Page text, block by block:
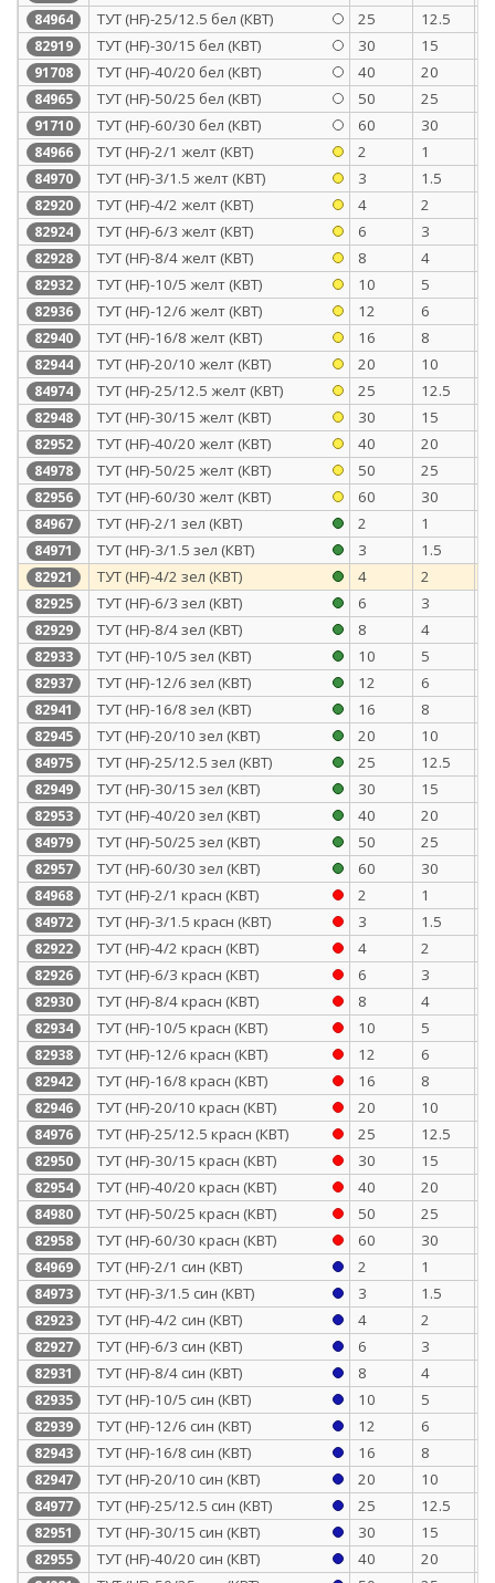
84964 ТУТ (HF)-25/12.5 бел (КВТ) 25 12.5
82919 ТУТ (HF)-30/15 бел (КВТ) 30 15
91708 ТУТ (HF)-40/20 бел (КВТ) 40 20
84965 ТУТ (HF)-50/25 бел (КВТ) 50 25
91710 ТУТ (HF)-60/30 бел (КВТ) 60 30
84966 ТУТ (HF)-2/1 желт (КВТ) 2 1
84970 ТУТ (HF)-3/1.5 желт (КВТ) 3 1.5
82920 ТУТ (HF)-4/2 желт (КВТ) 4 2
82924 ТУТ (HF)-6/3 желт (КВТ) 6 3
82928 ТУТ (HF)-8/4 желт (КВТ) 8 4
82932 ТУТ (HF)-10/5 желт (КВТ) 10 5
82936 ТУТ (HF)-12/6 желт (КВТ) 12 6
82940 ТУТ (HF)-16/8 желт (КВТ) 16 8
82944 ТУТ (HF)-20/10 желт (КВТ) 20 10
84974 ТУТ (HF)-25/12.5 желт (КВТ) 25 12.5
82948 ТУТ (HF)-30/15 желт (КВТ) 30 15
82952 ТУТ (HF)-40/20 желт (КВТ) 40 20
84978 ТУТ (HF)-50/25 желт (КВТ) 50 25
82956 ТУТ (HF)-60/30 желт (КВТ) 60 30
84967 ТУТ (HF)-2/1 зел (КВТ) 2 1
84971 ТУТ (HF)-3/1.5 зел (КВТ) 3 1.5
82921 ТУТ (HF)-4/2 зел (КВТ) 4 2
82925 ТУТ (HF)-6/3 зел (КВТ) 6 3
82929 ТУТ (HF)-8/4 зел (КВТ) 8 4
82933 ТУТ (HF)-10/5 зел (КВТ) 10 5
82937 ТУТ (HF)-12/6 зел (КВТ) 12 6
82941 ТУТ (HF)-16/8 зел (КВТ) 16 8
82945 ТУТ (HF)-20/10 зел (КВТ) 20 10
84975 ТУТ (HF)-25/12.5 зел (КВТ) 25 12.5
82949 ТУТ (HF)-30/15 зел (КВТ) 30 15
82953 ТУТ (HF)-40/20 зел (КВТ) 40 20
84979 ТУТ (HF)-50/25 зел (КВТ) 50 25
82957 ТУТ (HF)-60/30 зел (КВТ) 60 30
84968 ТУТ (HF)-2/1 красн (КВТ) 2 1
84972 ТУТ (HF)-3/1.5 красн (КВТ) 3 1.5
82922 ТУТ (HF)-4/2 красн (КВТ) 4 2
82926 ТУТ (HF)-6/3 красн (КВТ) 6 3
82930 ТУТ (HF)-8/4 красн (КВТ) 8 4
82934 ТУТ (HF)-10/5 красн (КВТ) 10 5
82938 ТУТ (HF)-12/6 красн (КВТ) 12 6
82942 ТУТ (HF)-16/8 красн (КВТ) 16 8
82946 ТУТ (HF)-20/10 красн (КВТ) 20 10
84976 ТУТ (HF)-25/12.5 красн (КВТ) 25 12.5
82950 ТУТ (HF)-30/15 красн (КВТ) 30 15
82954 ТУТ (HF)-40/20 красн (КВТ) 40 20
84980 ТУТ (HF)-50/25 красн (КВТ) 50 25
82958 ТУТ (HF)-60/30 красн (КВТ) 60 30
84969 ТУТ (HF)-2/1 син (КВТ) 2 1
84973 ТУТ (HF)-3/1.5 син (КВТ) 3 1.5
82923 ТУТ (HF)-4/2 син (КВТ) 4 2
82927 ТУТ (HF)-6/3 син (КВТ) 6 3
82931 ТУТ (HF)-8/4 син (КВТ) 8 4
82935 ТУТ (HF)-10/5 син (КВТ) 10 5
82939 ТУТ (HF)-12/6 син (КВТ) 12 6
82943 ТУТ (HF)-16/8 син (КВТ) 16 8
82947 ТУТ (HF)-20/10 син (КВТ) 20 10
84977 ТУТ (HF)-25/12.5 син (КВТ) 25 12.5
82951 ТУТ (HF)-30/15 син (КВТ) 30 15
82955 ТУТ (HF)-40/20 син (КВТ) 40 20